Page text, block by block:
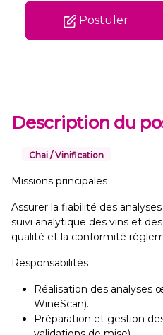
Postuler
Description du
Chai / Vinification
Missions principales
Assurer la fiabilité des
suivi analytique des vins et
qualité et la conformité
Responsabilités
Réalisation des analyses
WineScan).
Préparation et gestion